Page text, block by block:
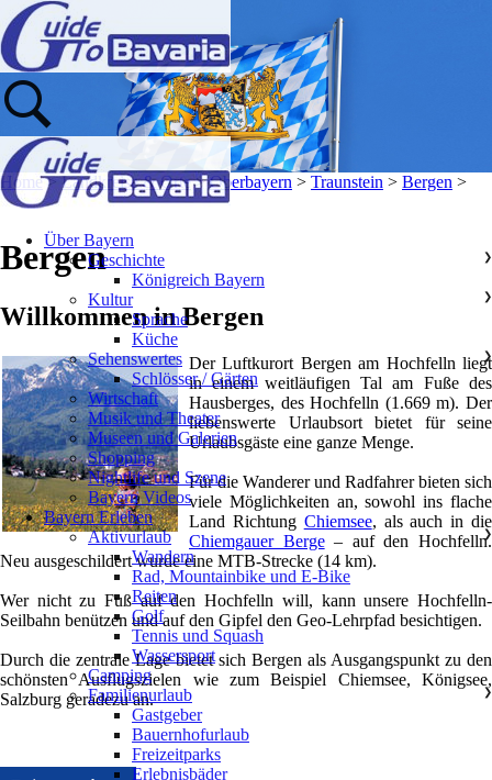
Home>Landkreise & Orte>Oberbayern > Traunstein > Bergen >
Bergen
Willkommen in Bergen
Der Luftkurort Bergen am Hochfelln liegt
in einem weitläufigen Tal am Fuße des
Hausberges, des Hochfelln (1.669 m). Der
liebenswerte Urlaubsort bietet für seine
Urlaubsgäste eine ganze Menge.
Für die Wanderer und Radfahrer bieten sich
viele Möglichkeiten an, sowohl ins flache
Land Richtung Chiemsee, als auch in die
Chiemgauer Berge– auf den Hochfelln.
Neu ausgeschildert wurde eine MTB-Strecke (14 km).
Wer nicht zu Fuß auf den Hochfelln will, kann unsere Hochfelln-
Seilbahn benützen und auf den Gipfel den Geo-Lehrpfad besichtigen.
Durch die zentrale Lage bietet sich Bergen als Ausgangspunkt zu den
schönsten Ausflugszielen wie zum Beispiel Chiemsee, Königsee,
Salzburg geradezu an.
Über Bayern
Geschichte
❯
Königreich Bayern
Kultur
❯
Sprache
Küche
Sehenswertes
❯
Schlösser / Gärten
Wirtschaft
Musik und Theater
Museen und Galerien
Shopping
Nightlife und Szene
Bayern Videos
Bayern Erleben
Aktivurlaub
❯
Wandern
Rad, Mountainbike und E-Bike
Reiten
Golf
Tennis und Squash
Wassersport
Camping
Familienurlaub
❯
Gastgeber
Bauernhofurlaub
Freizeitparks
Erlebnisbäder